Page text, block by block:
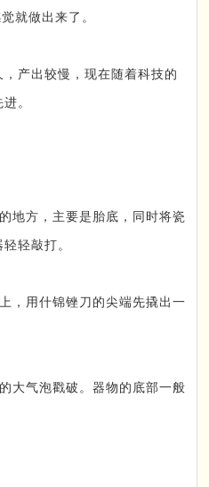
就做出来了。
产出较慢，现在随着科技的
。
地方，主要是胎底，同时将瓷
轻敲打。
，用什锦锉刀的尖端先撬出一
大气泡戳破。器物的底部一般